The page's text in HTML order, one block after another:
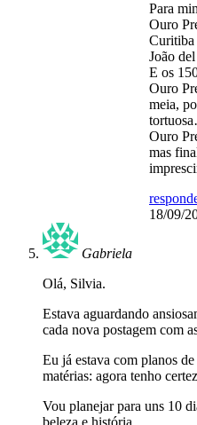
Para
Ouro
Curitiba
João
E os
Ouro
meia,
Ouro
mas
18/09/
Gabriela
Olá, Silvia.
Estava aguardando
cada nova postagem com
Eu já estava com planos
matérias: agora tenho
Vou planejar para uns 10
beleza e história.